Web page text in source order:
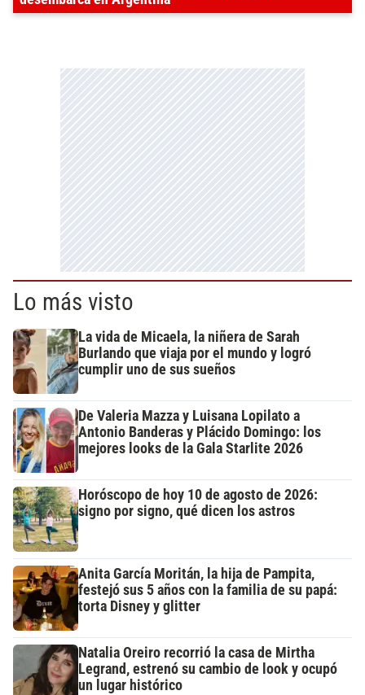
Lo más visto
La vida de Micaela, la niñera de Sarah
Burlando que viaja por el mundo y logró
cumplir uno de sus sueños
De Valeria Mazza y Luisana Lopilato a
Antonio Banderas y Plácido Domingo: los
mejores looks de la Gala Starlite 2026
Horóscopo de hoy 10 de agosto de 2026:
signo por signo, qué dicen los astros
Anita García Moritán, la hija de Pampita,
festejó sus 5 años con la familia de su papá:
torta Disney y glitter
Natalia Oreiro recorrió la casa de Mirtha
Legrand, estrenó su cambio de look y ocupó
un lugar histórico